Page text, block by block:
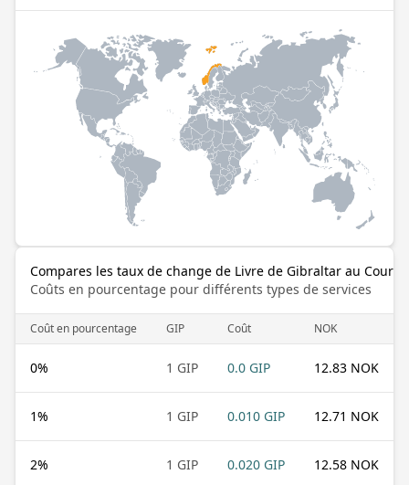
Compares les taux de change de Livre de Gibraltar au
Coûts en pourcentage pour différents types de services
Coût en pourcentage GIP Coût NOK
0% 1 GIP 0.0 GIP 12.83 NOK
1% 1 GIP 0.010 GIP 12.71 NOK
2% 1 GIP 0.020 GIP 12.58 NOK